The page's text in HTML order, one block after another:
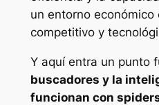
un entorno económico
competitivo y
Y aquí entra un punto
buscadores y la
funcionan con